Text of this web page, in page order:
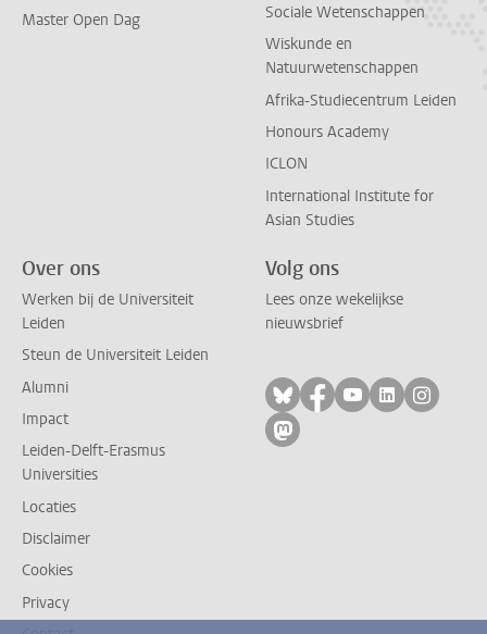
Master Open Dag
Sociale Wetenschappen
Wiskunde en
Natuurwetenschappen
Afrika-Studiecentrum Leiden
Honours Academy
ICLON
International Institute for
Asian Studies
Over ons
Werken bij de Universiteit
Leiden
Steun de Universiteit Leiden
Alumni
Impact
Leiden-Delft-Erasmus
Universities
Locaties
Disclaimer
Cookies
Privacy
Volg ons
Lees onze wekelijkse
nieuwsbrief
Volg ons op bluesky
Volg ons op
Volg ons op
Volg ons
Volg
Volg ons op mastodon